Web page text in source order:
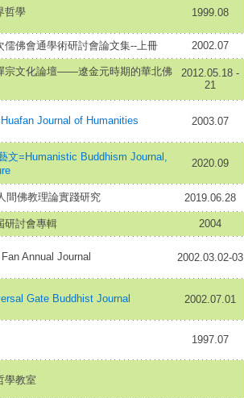
哲學 1999.08
儒佛會通學術研討會論文集--上冊 2002.07
宗文化論壇——遼金元時期的華北佛
2012.05.18 -
21
Journal of Humanities 2003.07
文=Humanistic Buddhism Journal,
2020.09
間佛教理論實踐研究 2019.06.28
研討會專輯 2004
Annual Journal 2002.03.02-03
Gate Buddhist Journal 2002.07.01
1997.07
學教室